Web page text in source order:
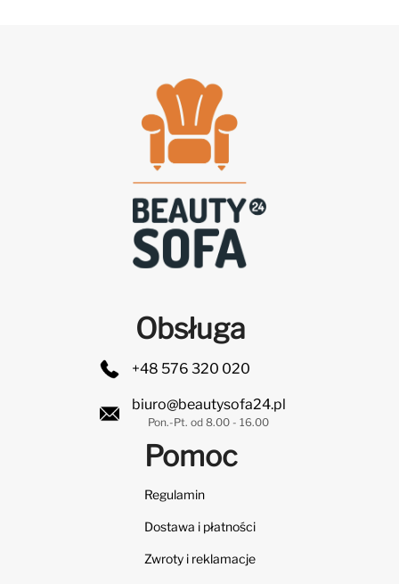
Obsługa
+48 576 320 020
biuro@beautysofa24.pl
Pon.-Pt. od 8.00 - 16.00
Pomoc
Regulamin
Dostawa i płatności
Zwroty i reklamacje